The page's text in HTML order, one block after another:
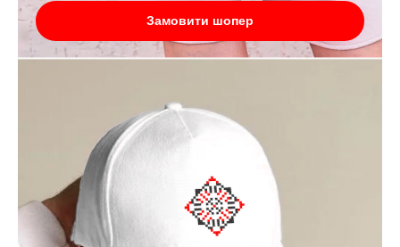
Замовити шопер